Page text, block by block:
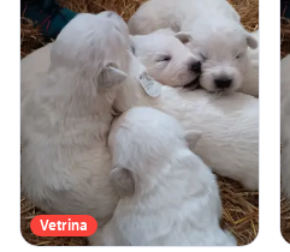
Vetrina